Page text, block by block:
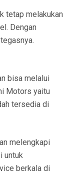
tetap melakukan
Dengan
bisa melalui
Motors yaitu
tersedia di
melengkapi
untuk
berkala di